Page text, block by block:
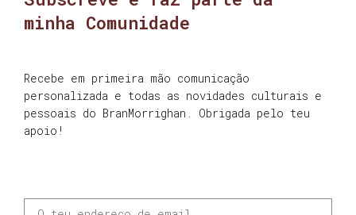
minha Comunidade
Recebe em primeira mão comunicação
personalizada e todas as novidades culturais e
pessoais do BranMorrighan. Obrigada pelo teu
apoio!